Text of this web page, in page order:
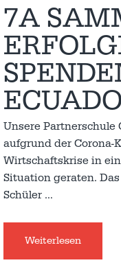
7A
Unsere
aufgrund der Corona-
Wirtschaftskrise in
Situation geraten.
Schüler …
Weiterlesen